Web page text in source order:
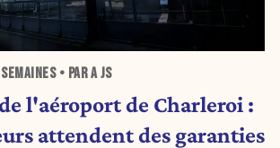
• PAR A JS
l'aéroport de Charleroi :
attendent des garanties